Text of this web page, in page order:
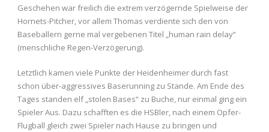
Geschehen war freilich die extrem verzögernde Spielweise der
Hornets-Pitcher, vor allem Thomas verdiente sich den von
Baseballern gerne mal vergebenen Titel „human rain delay“
(menschliche Regen-Verzögerung).
Letztlich kamen viele Punkte der Heidenheimer durch fast
schon über-aggressives Baserunning zu Stande. Am Ende des
Tages standen elf „stolen Bases“ zu Buche, nur einmal ging ein
Spieler Aus. Dazu schafften es die HSBler, nach einem Opfer-
Flugball gleich zwei Spieler nach Hause zu bringen und